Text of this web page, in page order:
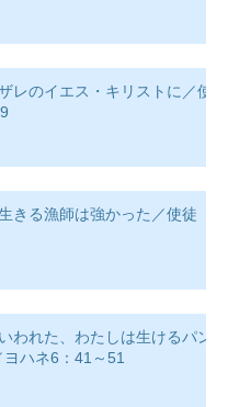
レのイエス・キリストに／使
きる漁師は強かった／使徒
われた、わたしは生けるパン
ハネ6：41～51